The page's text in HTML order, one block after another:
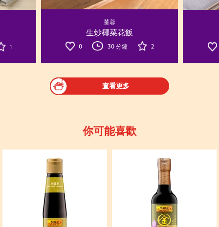
1
薑蓉
生炒椰菜花飯
0 30 分鐘 2
查看更多
你可能喜歡